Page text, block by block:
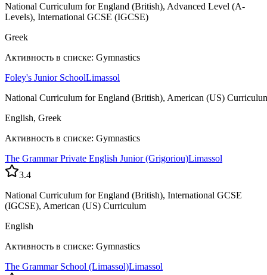
National Curriculum for England (British), Advanced Level (A-
Levels), International GCSE (IGCSE)
Greek
Активность в списке: Gymnastics
Foley's Junior SchoolLimassol
National Curriculum for England (British), American (US)
English, Greek
Активность в списке: Gymnastics
The Grammar Private English Junior (Grigoriou)Limassol
3.4
National Curriculum for England (British), International GCSE
(IGCSE), American (US) Curriculum
English
Активность в списке: Gymnastics
The Grammar School (Limassol)Limassol